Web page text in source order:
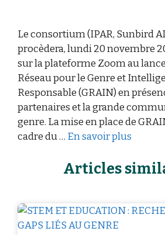
Le consortium (IPAR, Sunbird
procèdera, lundi 20 novembre
sur la plateforme Zoom au
Réseau pour le Genre et
Responsable (GRAIN) en
partenaires et la grande
genre. La mise en place de
cadre du … En savoir plus
Articles